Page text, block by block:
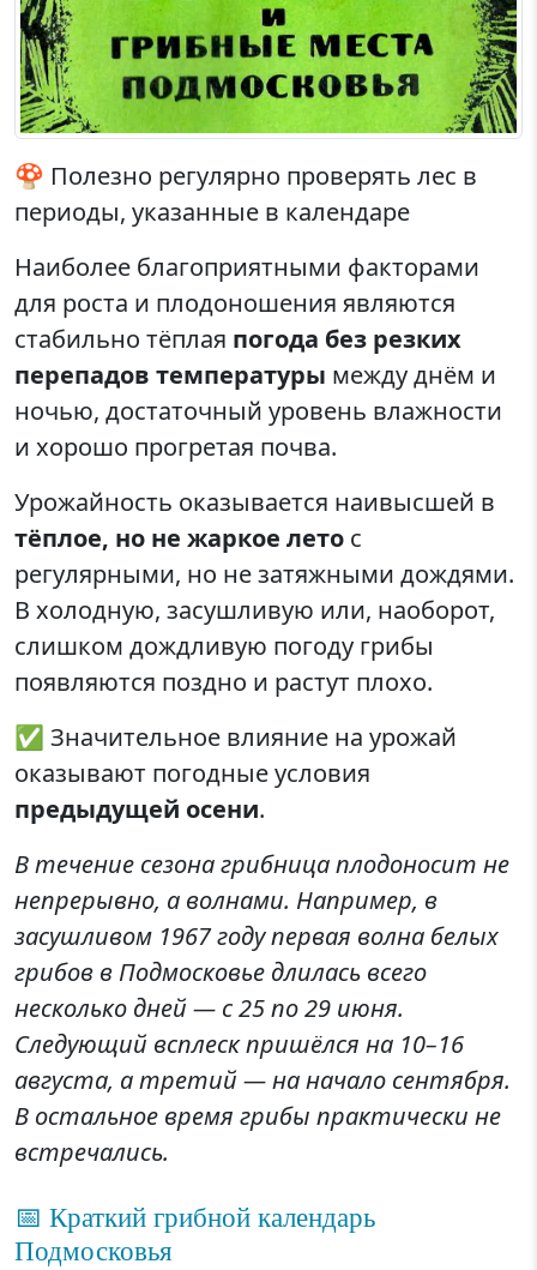
🍄 Полезно регулярно проверять лес в
периоды, указанные в календаре
Наиболее благоприятными факторами
для роста и плодоношения являются
стабильно тёплая погода без резких
перепадов температуры между днём и
ночью, достаточный уровень влажности
и хорошо прогретая почва.
Урожайность оказывается наивысшей в
тёплое, но не жаркое лето с
регулярными, но не затяжными дождями.
В холодную, засушливую или, наоборот,
слишком дождливую погоду грибы
появляются поздно и растут плохо.
✅ Значительное влияние на урожай
оказывают погодные условия
предыдущей осени.
В течение сезона грибница плодоносит не
непрерывно, а волнами. Например, в
засушливом 1967 году первая волна белых
грибов в Подмосковье длилась всего
несколько дней — с 25 по 29 июня.
Следующий всплеск пришёлся на 10–16
августа, а третий — на начало сентября.
В остальное время грибы практически не
встречались.
📅 Краткий грибной календарь
Подмосковья